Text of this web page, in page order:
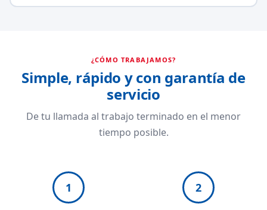
¿CÓMO TRABAJAMOS?
Simple, rápido y con garantía de
servicio
De tu llamada al trabajo terminado en el menor
tiempo posible.
1 2